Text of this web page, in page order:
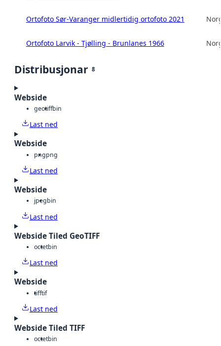
Ortofoto Sør-Varanger midlertidig ortofoto 2021
Ortofoto Larvik - Tjølling - Brunlanes 1966
Distribusjonar 8
Webside
geotiffbin
Last ned
Webside
pngpng
Last ned
Webside
jpegbin
Last ned
Webside Tiled GeoTIFF
octetbin
Last ned
Webside
tifftif
Last ned
Webside Tiled TIFF
octetbin